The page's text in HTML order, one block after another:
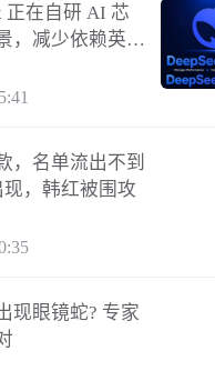
正在自研 AI 芯
，减少依赖英伟
，名单流出不到
，韩红被围攻
现眼镜蛇? 专家